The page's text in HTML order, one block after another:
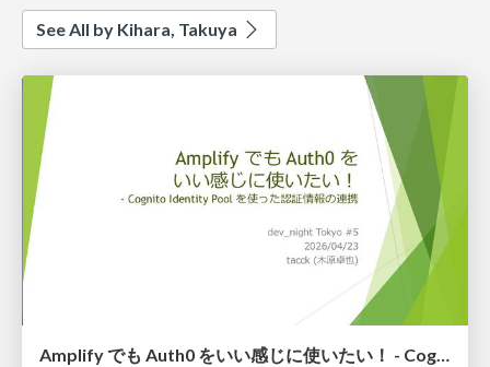
See All by Kihara, Takuya
Amplify でも Auth0 をいい感じに使いたい！ - Cognito Identity Pool を使った認証情報の連携 #auth0